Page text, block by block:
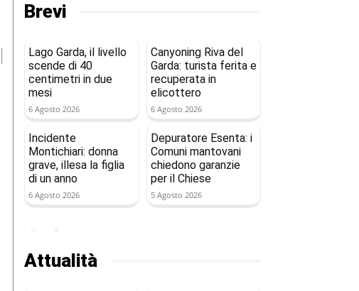
Brevi
Lago Garda, il livello
scende di 40
centimetri in due
mesi
6 Agosto 2026
Canyoning Riva del
Garda: turista ferita e
recuperata in
elicottero
6 Agosto 2026
Incidente
Montichiari: donna
grave, illesa la figlia
di un anno
6 Agosto 2026
Depuratore Esenta: i
Comuni mantovani
chiedono garanzie
per il Chiese
5 Agosto 2026
Attualità